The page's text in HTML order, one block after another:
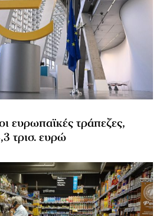
ευρωπαϊκές τράπεζες,
τρισ. ευρώ